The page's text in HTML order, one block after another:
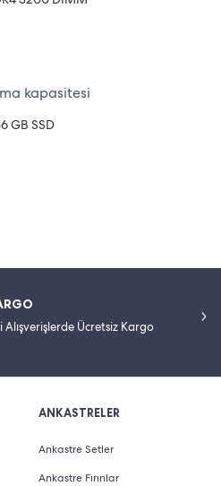
kapasitesi
GB SSD
Alışverişlerde Ücretsiz Kargo
ANKASTRELER
Ankastre Setler
Ankastre Fırınlar